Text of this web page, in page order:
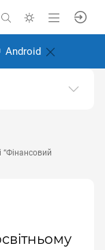
Android
“Фінансовий